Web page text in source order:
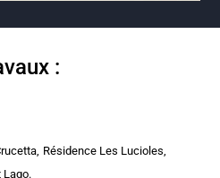
:
Résidence Les Lucioles,